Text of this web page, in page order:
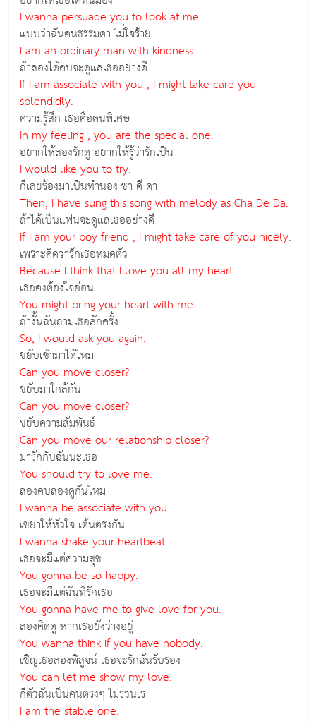
I wanna persuade you to look at me.
แบบว่าฉันคนธรรมดา ไม่่ใจร้าย
I am an ordinary man with kindness.
ถ้าลองได้คบจะดูแลเธออย่างดี
If I am associate with you , I might take care you
splendidly.
ความรู้สึก เธอคือคนพิเศษ
In my feeling , you are the special one.
อยากให้ลองรักดู อยากให้รู้ว่ารักเป็น
I would like you to try.
ก็เลยร้องมาเป็นทำนอง ชา ดี ดา
Then, I have sung this song with melody as Cha De Da.
ถ้าได้เป็นแฟนจะดูแลเธออย่างดี
If I am your boy friend , I might take care of you nicely.
เพราะคิดว่ารักเธอหมดตัว
Because I think that I love you all my heart.
เธอคงต้องใจอ่อน
You might bring your heart with me.
ถ้างั้นฉันถามเธอสักครั้ง
So, I would ask you again.
ขยับเข้ามาได้ไหม
Can you move closer?
ขยับมาใกล้กัน
Can you move closer?
ขยับความสัมพันธ์
Can you move our relationship closer?
มารักกับฉันนะเธอ
You should try to love me.
ลองคบลองดูกันไหม
I wanna be associate with you.
เขย่าให้หัวใจ เต้นตรงกัน
I wanna shake your heartbeat.
เธอจะมีแต่ความสุข
You gonna be so happy.
เธอจะมีแต่ฉันที่รักเธอ
You gonna have me to give love for you.
ลองคิดดู หากเธอยังว่างอยู่
You wanna think if you have nobody.
เชิญเธอลองพิสูจน์ เธอจะรักฉันรับรอง
You can let me show my love.
ก็ตัวฉันเป็นคนตรงๆ ไม่รวนเร
I am the stable one.